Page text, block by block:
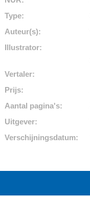
Type:
Auteur(s):
Illustrator:
Vertaler:
Prijs:
Aantal pagina's:
Uitgever:
Verschijningsdatum: